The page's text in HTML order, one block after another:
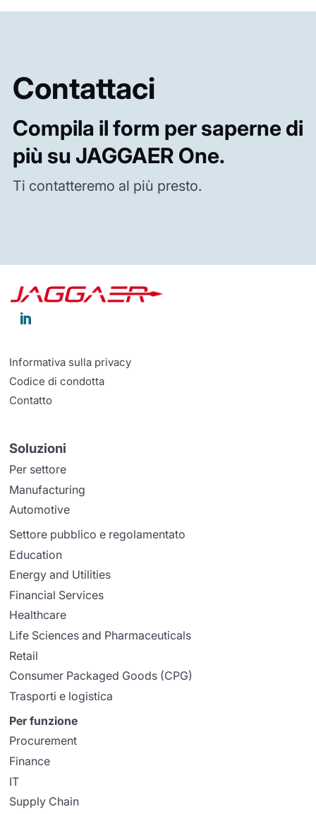
Contattaci
Compila il form per saperne di
più su JAGGAER One.
Ti contatteremo al più presto.

Informativa sulla privacy
Codice di condotta
Contatto
Soluzioni
Per settore
Manufacturing
Automotive
Settore pubblico e regolamentato
Education
Energy and Utilities
Financial Services
Healthcare
Life Sciences and Pharmaceuticals
Retail
Consumer Packaged Goods (CPG)
Trasporti e logistica
Per funzione
Procurement
Finance
IT
Supply Chain